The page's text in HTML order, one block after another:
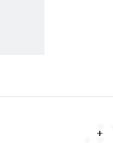
chi tiết từ nhỏ nhất
những món đồ